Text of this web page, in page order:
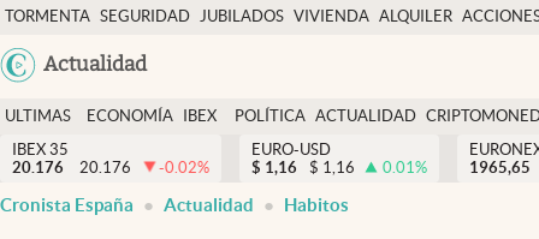
TORMENTA SEGURIDAD JUBILADOS VIVIENDA ALQUILER
USA
Actualidad
Economía y finanzas
Política
Actualidad
Criptomonedas
España
ULTIMAS
NOTICIAS
ECONOMÍA
FINANZAS
IBEX
EURO
POLÍTICA ACTUALIDAD
IBEX 35
20.176
20.176 -0.02%
EURO-USD
$ 1,16 $ 1,16 0.01%
1965,65
Cronista España Actualidad Habitos